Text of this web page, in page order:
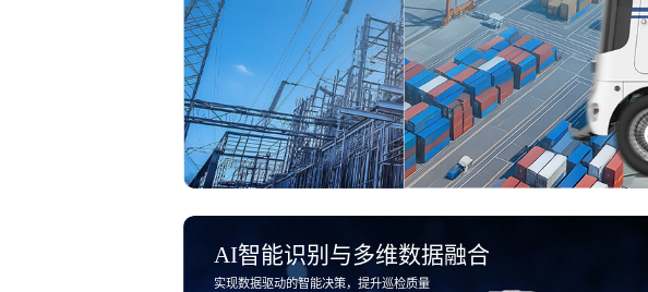
AI智能识别与多维数据融合
实现数据驱动的智能决策，提升巡检质量